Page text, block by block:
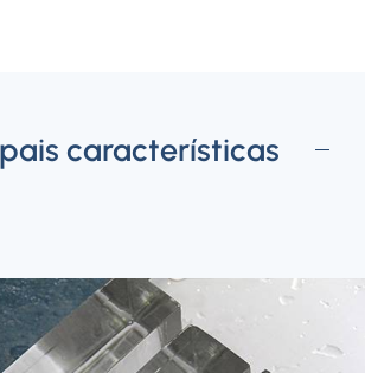
características